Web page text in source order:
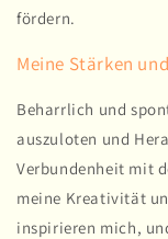
fördern.
Meine Stärken
Beharrlich und
auszuloten und
Verbundenheit mit
meine Kreativität
inspirieren mich,